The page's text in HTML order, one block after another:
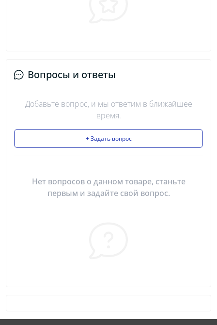
Вопросы и ответы
Добавьте вопрос, и мы ответим в ближайшее
время.
+ Задать вопрос
Нет вопросов о данном товаре, станьте
первым и задайте свой вопрос.